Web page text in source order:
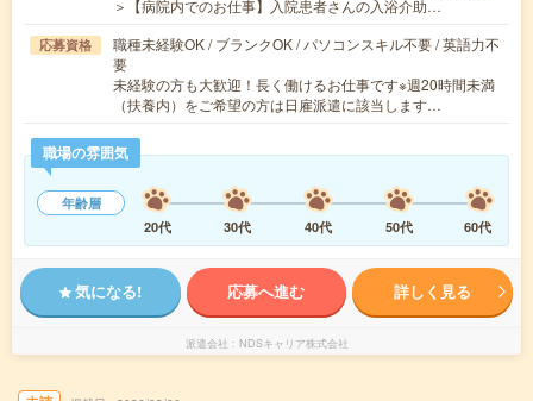
＞【病院内でのお仕事】入院患者さんの入浴介助…
応募資格
職種未経験OK / ブランクOK / パソコンスキル不要 / 英語力不
要
未経験の方も大歓迎！長く働けるお仕事です※週20時間未満
（扶養内）をご希望の方は日雇派遣に該当します…
職場の雰囲気
年齢層
20代
30代 40代 50代 60代
気になる! 応募へ進む 詳しく見る
派遣会社 NDSキャリア株式会社